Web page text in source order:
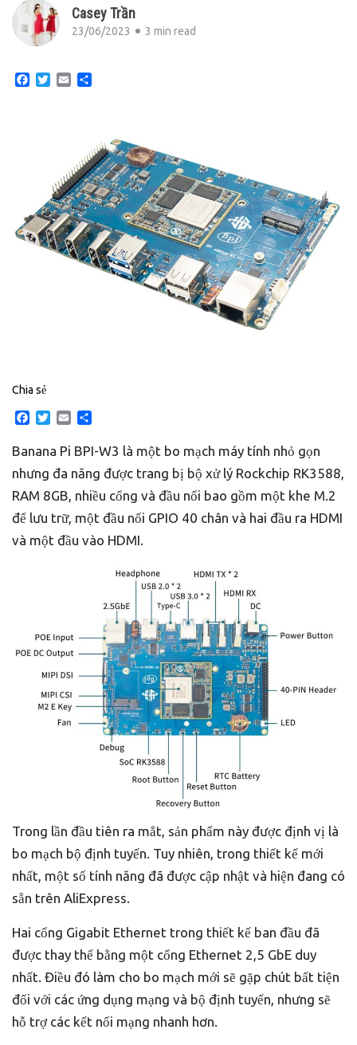
Casey Trần
23/06/2023 3 min read
Facebook
TwitterEmail
Chia sẻ
Facebook
TwitterEmail
Banana Pi BPI-W3 là một bo mạch máy tính nhỏ gọn
nhưng đa năng được trang bị bộ xử lý Rockchip RK3588,
RAM 8GB, nhiều cổng và đầu nối bao gồm một khe M.2
để lưu trữ, một đầu nối GPIO 40 chân và hai đầu ra HDMI
và một đầu vào HDMI.
Trong lần đầu tiên ra mắt, sản phẩm này được định vị là
bo mạch bộ định tuyến. Tuy nhiên, trong thiết kế mới
nhất, một số tính năng đã được cập nhật và hiện đang có
sẵn trên AliExpress.
Hai cổng Gigabit Ethernet trong thiết kế ban đầu đã
được thay thế bằng một cổng Ethernet 2,5 GbE duy
nhất. Điều đó làm cho bo mạch mới sẽ gặp chút bất tiện
đối với các ứng dụng mạng và bộ định tuyến, nhưng sẽ
hỗ trợ các kết nối mạng nhanh hơn.